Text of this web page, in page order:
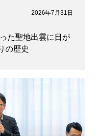
2026年7月31日
た聖地出雲に日が
の歴史